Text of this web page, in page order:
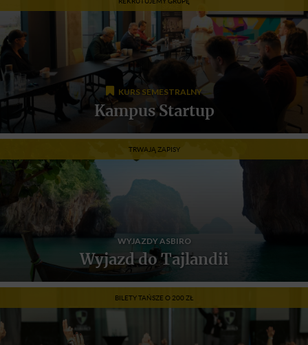
KURS SEMESTRALNY
Kampus Startup
TRWAJĄ ZAPISY
WYJAZDY ASBIRO
Wyjazd do Tajlandii
BILETY TAŃSZE O 200 ZŁ